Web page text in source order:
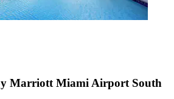
Marriott Miami Airport South